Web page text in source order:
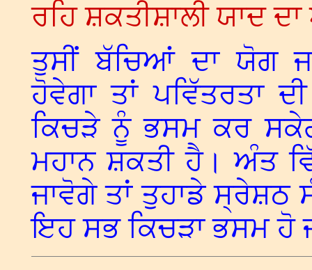
ਰਹਿ ਸ਼ਕਤੀਸ਼ਾਲੀ ਯਾਦ
ਤੁਸੀਂ ਬੱਚਿਆਂ ਦਾ ਯੋਗ
ਹੋਵੇਗਾ ਤਾਂ ਪਵਿੱਤਰਤਾ
ਕਿਚੜੇ ਨੂੰ ਭਸਮ ਕਰ
ਮਹਾਨ ਸ਼ਕਤੀ ਹੈ। ਅੰਤ
ਜਾਵੋਗੇ ਤਾਂ ਤੁਹਾਡੇ ਸ੍ਰੇਸ਼ਠ
ਇਹ ਸਭ ਕਿਚੜਾ ਭਸਮ ਹੋ